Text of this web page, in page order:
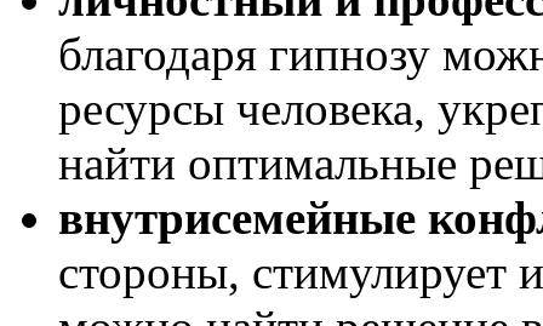
благодаря гипнозу
ресурсы человека,
найти оптимальные
внутрисемейные
стороны,